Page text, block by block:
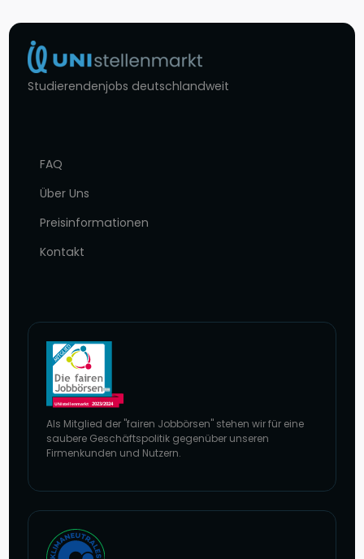
Studierendenjobs deutschlandweit
FAQ
Über Uns
Preisinformationen
Kontakt
Als Mitglied der "fairen Jobbörsen" stehen wir für eine
saubere Geschäftspolitik gegenüber unseren
Firmenkunden und Nutzern.